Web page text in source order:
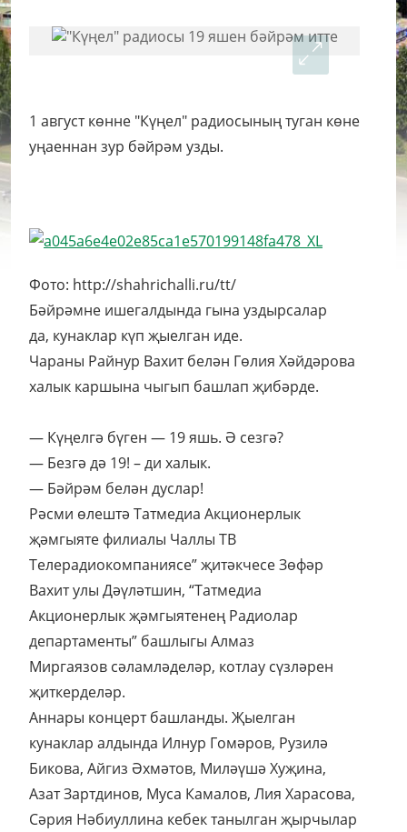
1 август көнне "Күңел" радиосының туган көне
уңаеннан зур бәйрәм узды.
Фото: http://shahrichalli.ru/tt/
Бәйрәмне ишегалдында гына уздырсалар
да, кунаклар күп җыелган иде.
Чараны Райнур Вахит белән Гөлия Хәйдәрова
халык каршына чыгып башлап җибәрде.
— Күңелгә бүген — 19 яшь. Ә сезгә?
— Безгә дә 19! – ди халык.
— Бәйрәм белән дуслар!
Рәсми өлештә Татмедиа Акционерлык
җәмгыяте филиалы Чаллы ТВ
Телерадиокомпаниясе” җитәкчесе Зөфәр
Вахит улы Дәүләтшин, “Татмедиа
Акционерлык җәмгыятенең Радиолар
департаменты” башлыгы Алмаз
Миргаязов сәламләделәр, котлау сүзләрен
җиткерделәр.
Аннары концерт башланды. Җыелган
кунаклар алдында Илнур Гомәров, Рузилә
Бикова, Айгиз Әхмәтов, Миләүшә Хуҗина,
Азат Зартдинов, Муса Камалов, Лия Харасова,
Сәрия Нәбиуллина кебек танылган җырчылар